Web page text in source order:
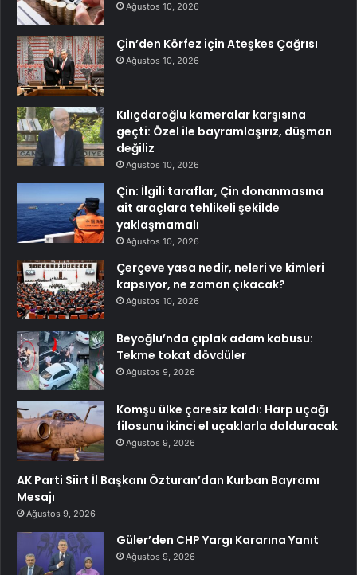
Ağustos 10, 2026
Çin’den Körfez için Ateşkes Çağrısı
Ağustos 10, 2026
Kılıçdaroğlu kameralar karşısına
geçti: Özel ile bayramlaşırız, düşman
değiliz
Ağustos 10, 2026
Çin: İlgili taraflar, Çin donanmasına
ait araçlara tehlikeli şekilde
yaklaşmamalı
Ağustos 10, 2026
Çerçeve yasa nedir, neleri ve kimleri
kapsıyor, ne zaman çıkacak?
Ağustos 10, 2026
Beyoğlu’nda çıplak adam kabusu:
Tekme tokat dövdüler
Ağustos 9, 2026
Komşu ülke çaresiz kaldı: Harp uçağı
filosunu ikinci el uçaklarla dolduracak
Ağustos 9, 2026
AK Parti Siirt İl Başkanı Özturan’dan Kurban Bayramı
Mesajı
Ağustos 9, 2026
Güler’den CHP Yargı Kararına Yanıt
Ağustos 9, 2026